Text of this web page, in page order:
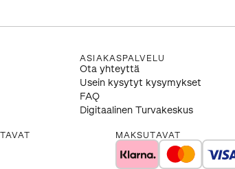
ASIAKASPALVELU
Ota yhteyttä
Usein kysytyt kysymykset
FAQ
Digitaalinen Turvakeskus
MAKSUTAVAT